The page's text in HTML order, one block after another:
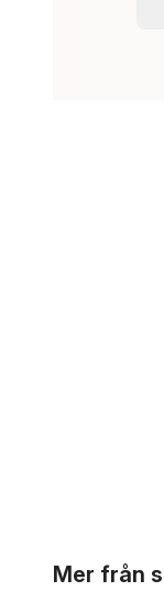
Mer från